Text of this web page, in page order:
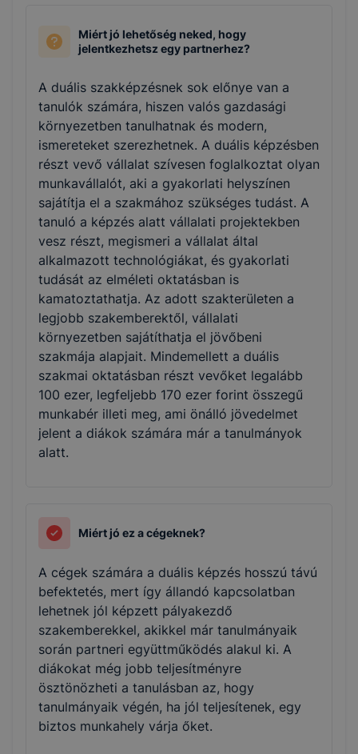
Miért jó lehetőség neked, hogy
jelentkezhetsz egy partnerhez?
A duális szakképzésnek sok előnye van a
tanulók számára, hiszen valós gazdasági
környezetben tanulhatnak és modern,
ismereteket szerezhetnek. A duális képzésben
részt vevő vállalat szívesen foglalkoztat olyan
munkavállalót, aki a gyakorlati helyszínen
sajátítja el a szakmához szükséges tudást. A
tanuló a képzés alatt vállalati projektekben
vesz részt, megismeri a vállalat által
alkalmazott technológiákat, és gyakorlati
tudását az elméleti oktatásban is
kamatoztathatja. Az adott szakterületen a
legjobb szakemberektől, vállalati
környezetben sajátíthatja el jövőbeni
szakmája alapjait. Mindemellett a duális
szakmai oktatásban részt vevőket legalább
100 ezer, legfeljebb 170 ezer forint összegű
munkabér illeti meg, ami önálló jövedelmet
jelent a diákok számára már a tanulmányok
alatt.
Miért jó ez a cégeknek?
A cégek számára a duális képzés hosszú távú
befektetés, mert így állandó kapcsolatban
lehetnek jól képzett pályakezdő
szakemberekkel, akikkel már tanulmányaik
során partneri együttműködés alakul ki. A
diákokat még jobb teljesítményre
ösztönözheti a tanulásban az, hogy
tanulmányaik végén, ha jól teljesítenek, egy
biztos munkahely várja őket.